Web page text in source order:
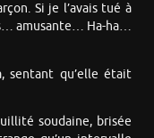
Si je l’avais tué à
amusante… Ha-ha…
sentant qu’elle était
soudaine, brisée